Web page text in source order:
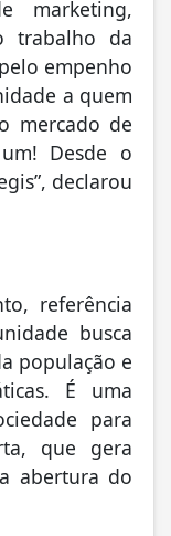
marketing,
trabalho da
empenho
a quem
mercado de
Desde o
declarou
referência
busca
população e
É uma
para
que gera
abertura do